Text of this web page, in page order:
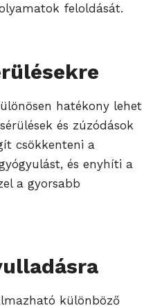
feloldását.
hatékony lehet
és zúzódások
csökkenteni a
és enyhíti a
a gyorsabb
különböző